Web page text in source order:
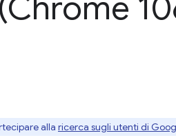
alla ricerca sugli utenti di